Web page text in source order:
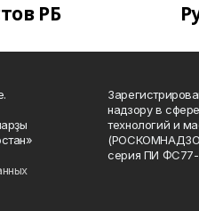
РБ
надзору в
технологий и
серия ПИ ФС77-